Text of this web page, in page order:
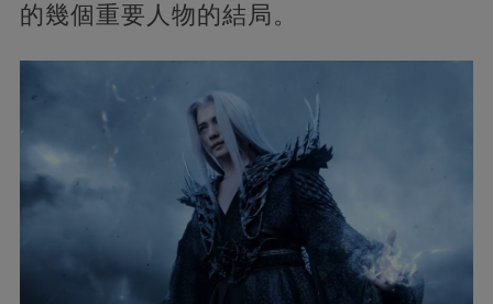
的幾個重要人物的結局。